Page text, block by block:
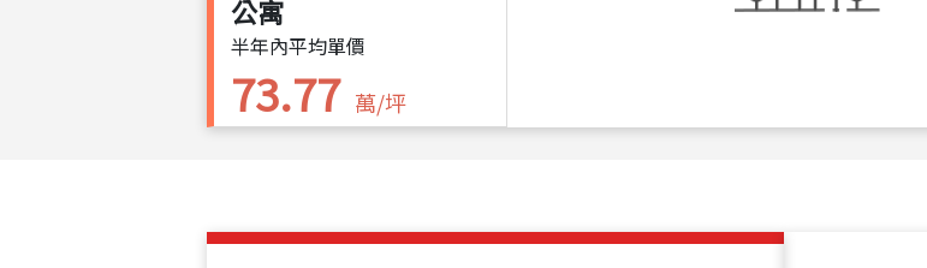
公寓
半年內平均單價
73.77 萬/坪